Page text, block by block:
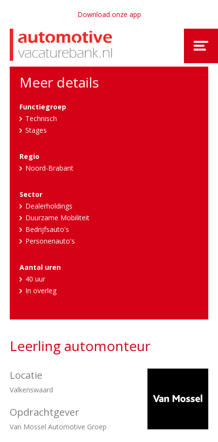
Download onze app
Meer details
Functiegroep
Technisch
Stages
Regio
Noord-Brabant
Sector
Dealerholdings
Duurzame Mobiliteit
Bedrijfsauto's
Personenauto's
Aantal uren
40 uur
In overleg
Leerling automonteur
Locatie
Valkenswaard
Opdrachtgever
Van Mossel Automotive Groep